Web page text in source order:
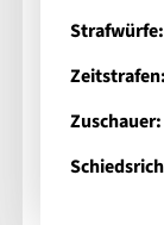
Strafwürfe:
Zeitstrafen:
Zuschauer: